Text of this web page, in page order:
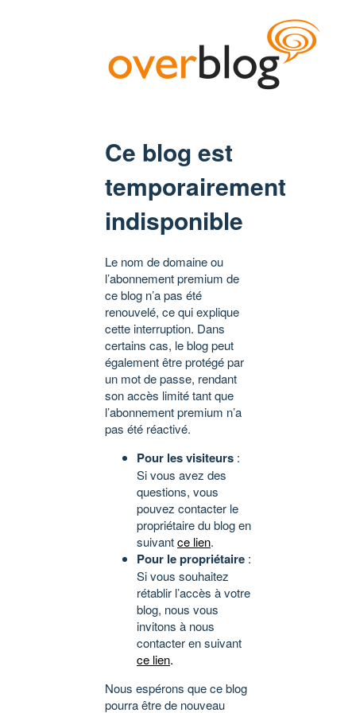
Ce blog est
temporairement
indisponible
Le nom de domaine ou
l’abonnement premium de
ce blog n’a pas été
renouvelé, ce qui explique
cette interruption. Dans
certains cas, le blog peut
également être protégé par
un mot de passe, rendant
son accès limité tant que
l’abonnement premium n’a
pas été réactivé.
Pour les visiteurs :
Si vous avez des
questions, vous
pouvez contacter le
propriétaire du blog en
suivantce lien.
Pour le propriétaire :
Si vous souhaitez
rétablir l’accès à votre
blog, nous vous
invitons à nous
contacter en suivant
ce lien.
Nous espérons que ce blog
pourra être de nouveau